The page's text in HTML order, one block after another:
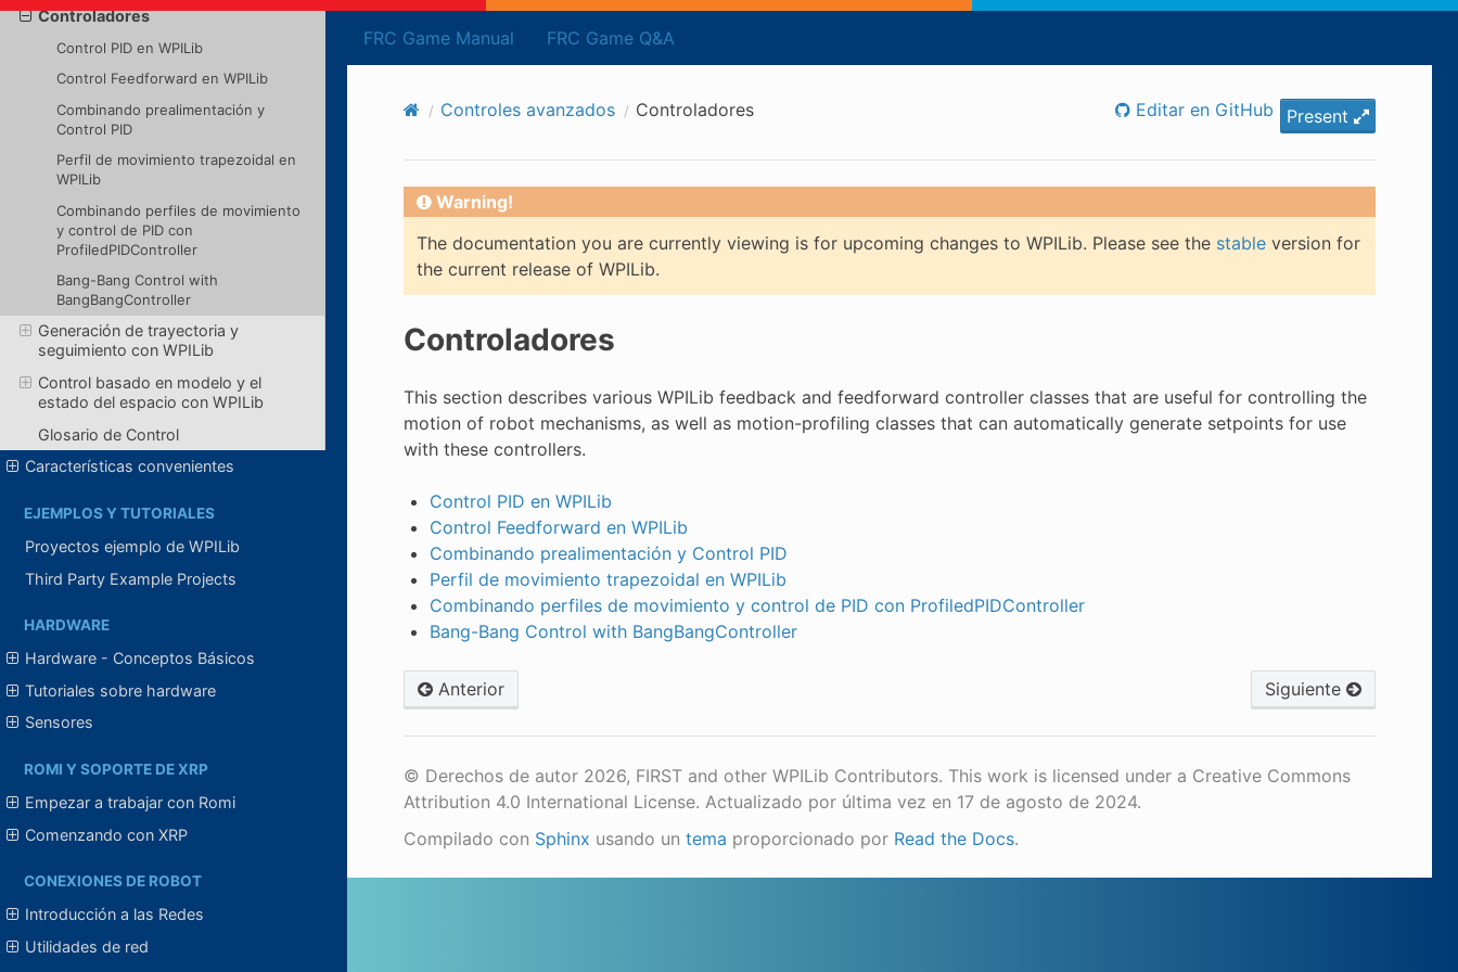
FRC Game Manual FRC Game Q&A
Controladores
Control PID en WPILib
Control Feedforward en WPILib
Combinando prealimentación y
Control PID
Perfil de movimiento trapezoidal en
WPILib
Combinando perfiles de movimiento
y control de PID con
ProfiledPIDController
Bang-Bang Control with
BangBangController
Generación de trayectoria y
seguimiento con WPILib
Control basado en modelo y el
estado del espacio con WPILib
Glosario de Control
Características convenientes
EJEMPLOS Y TUTORIALES
Proyectos ejemplo de WPILib
Third Party Example Projects
HARDWARE
Hardware - Conceptos Básicos
Tutoriales sobre hardware
Sensores
ROMI Y SOPORTE DE XRP
Empezar a trabajar con Romi
Comenzando con XRP
CONEXIONES DE ROBOT
Introducción a las Redes
Utilidades de red
Controles avanzados Controladores Present
Editar en GitHub
Warning!
The documentation you are currently viewing is for upcoming changes to WPILib. Please see the stableversion for
the current release of WPILib.
Controladores
This section describes various WPILib feedback and feedforward controller classes that are useful for controlling the
motion of robot mechanisms, as well as motion-profiling classes that can automatically generate setpoints for use
with these controllers.
Control PID en WPILib
Control Feedforward en WPILib
Combinando prealimentación y Control PID
Perfil de movimiento trapezoidal en WPILib
Combinando perfiles de movimiento y control de PID con ProfiledPIDController
Bang-Bang Control with BangBangController
Anterior Siguiente
© Derechos de autor 2026, FIRST and other WPILib Contributors. This work is licensed under a Creative Commons
Attribution 4.0 International License. Actualizado por última vez en 17 de agosto de 2024.
Compilado con Sphinx usando un tema proporcionado por Read the Docs.